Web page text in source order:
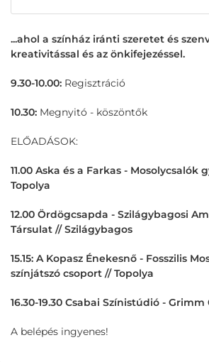
...ahol a színház iránti szeretet és
kreativitással és az önkifejezéssel.
9.30-10.00: Regisztráció
10.30: Megnyitó - köszöntők
ELŐADÁSOK:
11.00 Aska és a Farkas - Mosolycsalók
Topolya
12.00 Ördögcsapda - Szilágybagosi
Társulat // Szilágybagos
15.15: A Kopasz Énekesnő - Fosszilis
színjátszó csoport // Topolya
16.30-19.30 Csabai Színistúdió -
A belépés ingyenes!